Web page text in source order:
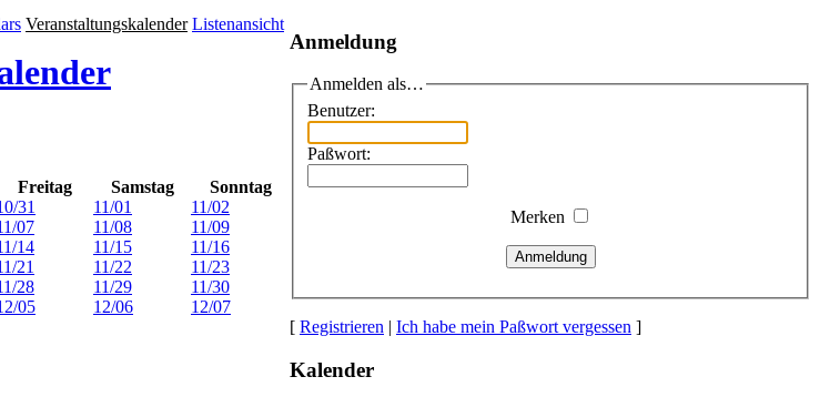
Veranstaltungskalender Listenansicht
Freitag Samstag
Sonntag
31 11/01
11/02
07 11/08
11/09
14 11/15
11/16
21 11/22
11/23
28 11/29
11/30
05 12/06 12/07
Anmeldung
Anmelden als…
Benutzer:
Paßwort:
Merken
Anmeldung
[ Registrieren | Ich habe mein Paßwort vergessen ]
Kalender